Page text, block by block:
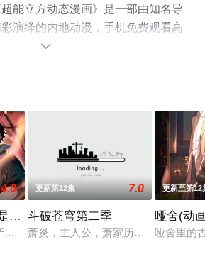
能立方动态漫画》是一部由知名导
演绎的内地动漫，手机免费观看高
集就上星辰影视，更多相关信息可

4.0
最弱职业？动态漫
漫
更新第12集 7.0
斗破苍穹第二季
萧炎，主人公，萧家历史上空前绝后
更新至第12
哑舍(动
哑舍里的